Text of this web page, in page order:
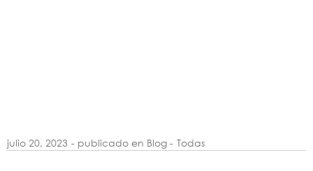
julio 20, 2023 - publicado en Blog - Todas